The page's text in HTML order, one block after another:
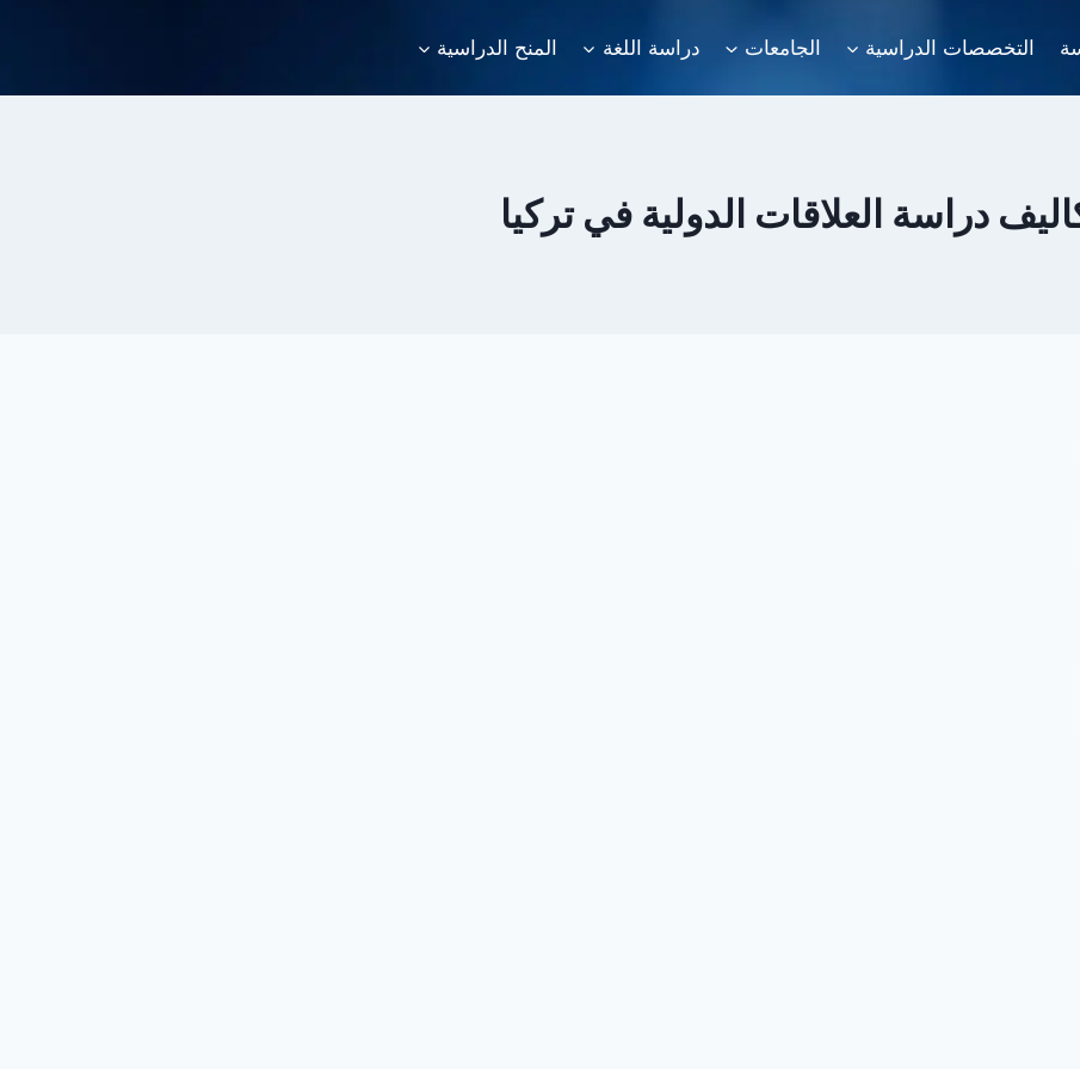
التخصصات الدراسية الجامعات دراسة اللغة المنح الدراسية
دراسة العلاقات الدولية في تركيا